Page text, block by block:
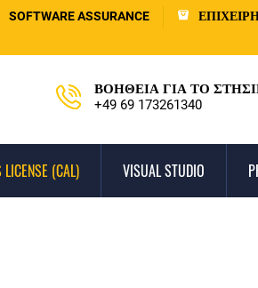
SOFTWARE ASSURANCE
ΒΟΉΘΕΙΑ ΓΙΑ ΤΟ
+49 69 173261340
LICENSE (CAL) VISUAL STUDIO